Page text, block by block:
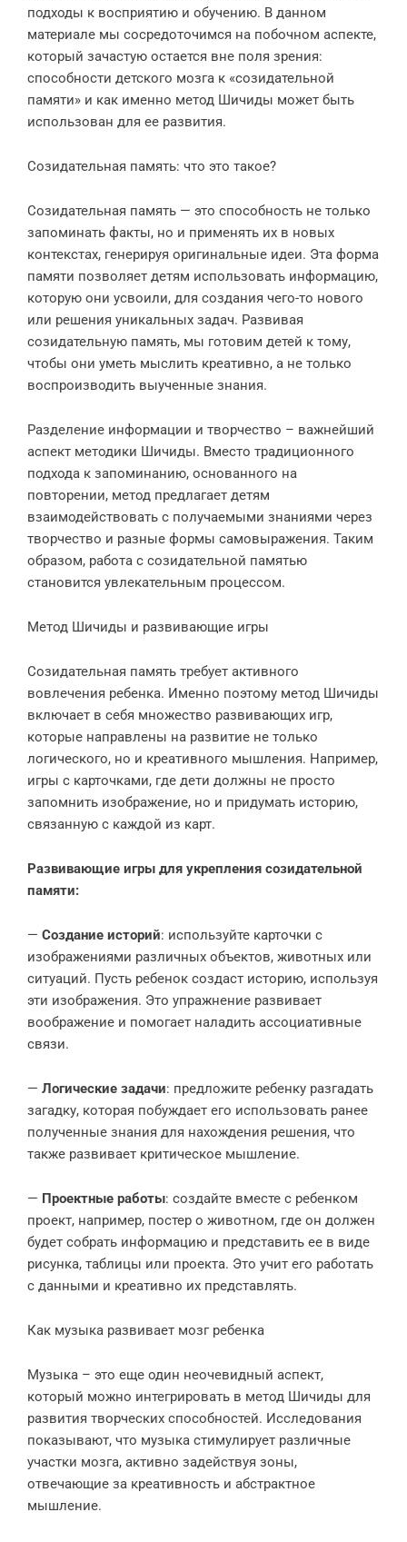
подходы к восприятию и обучению. В данном
материале мы сосредоточимся на побочном аспекте,
который зачастую остается вне поля зрения:
способности детского мозга к «созидательной
памяти» и как именно метод Шичиды может быть
использован для ее развития.
Созидательная память: что это такое?
Созидательная память — это способность не только
запоминать факты, но и применять их в новых
контекстах, генерируя оригинальные идеи. Эта форма
памяти позволяет детям использовать информацию,
которую они усвоили, для создания чего-то нового
или решения уникальных задач. Развивая
созидательную память, мы готовим детей к тому,
чтобы они уметь мыслить креативно, а не только
воспроизводить выученные знания.
Разделение информации и творчество – важнейший
аспект методики Шичиды. Вместо традиционного
подхода к запоминанию, основанного на
повторении, метод предлагает детям
взаимодействовать с получаемыми знаниями через
творчество и разные формы самовыражения. Таким
образом, работа с созидательной памятью
становится увлекательным процессом.
Метод Шичиды и развивающие игры
Созидательная память требует активного
вовлечения ребенка. Именно поэтому метод Шичиды
включает в себя множество развивающих игр,
которые направлены на развитие не только
логического, но и креативного мышления. Например,
игры с карточками, где дети должны не просто
запомнить изображение, но и придумать историю,
связанную с каждой из карт.
Развивающие игры для укрепления созидательной
памяти:
— Создание историй: используйте карточки с
изображениями различных объектов, животных или
ситуаций. Пусть ребенок создаст историю, используя
эти изображения. Это упражнение развивает
воображение и помогает наладить ассоциативные
связи.
— Логические задачи: предложите ребенку разгадать
загадку, которая побуждает его использовать ранее
полученные знания для нахождения решения, что
также развивает критическое мышление.
— Проектные работы: создайте вместе с ребенком
проект, например, постер о животном, где он должен
будет собрать информацию и представить ее в виде
рисунка, таблицы или проекта. Это учит его работать
с данными и креативно их представлять.
Как музыка развивает мозг ребенка
Музыка – это еще один неочевидный аспект,
который можно интегрировать в метод Шичиды для
развития творческих способностей. Исследования
показывают, что музыка стимулирует различные
участки мозга, активно задействуя зоны,
отвечающие за креативность и абстрактное
мышление.